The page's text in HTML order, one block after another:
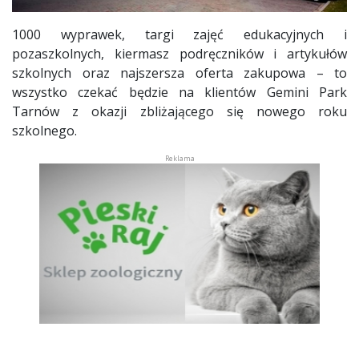
1000 wyprawek, targi zajęć edukacyjnych i
pozaszkolnych, kiermasz podręczników i artykułów
szkolnych oraz najszersza oferta zakupowa – to
wszystko czekać będzie na klientów Gemini Park
Tarnów z okazji zbliżającego się nowego roku
szkolnego.